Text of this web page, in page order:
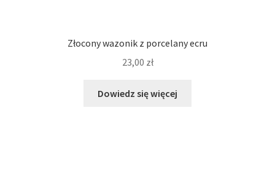
Złocony wazonik z porcelany ecru
23,00 zł
Dowiedz się więcej